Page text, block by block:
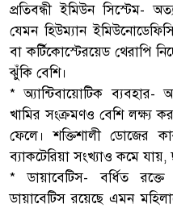
প্রতিবন্ধী ইমিউন সিস্টেম-
যেমন হিউম্যান
বা কর্টিকোস্টেরয়েড থেরাপি
ঝুঁকি বেশি।
* অ্যান্টিবায়োটিক ব্যবহার-
খামির সংক্রমণও বেশি লক্ষ্য
ফেলে। শক্তিশালী ডোজের
ব্যাকটেরিয়া সংখ্যাও কমে যায়,
* ডায়াবেটিস- বর্ধিত রক্তে
ডায়াবেটিস রয়েছে এমন